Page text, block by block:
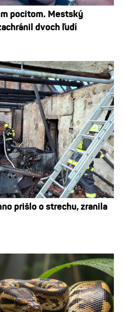
pocitom. Mestský
dvoch ľudí
prišlo o strechu, zranila